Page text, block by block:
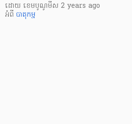
ដោយ ​ ខេមបូណូមីស 2 years ago
អំពី បាតុកម្ម